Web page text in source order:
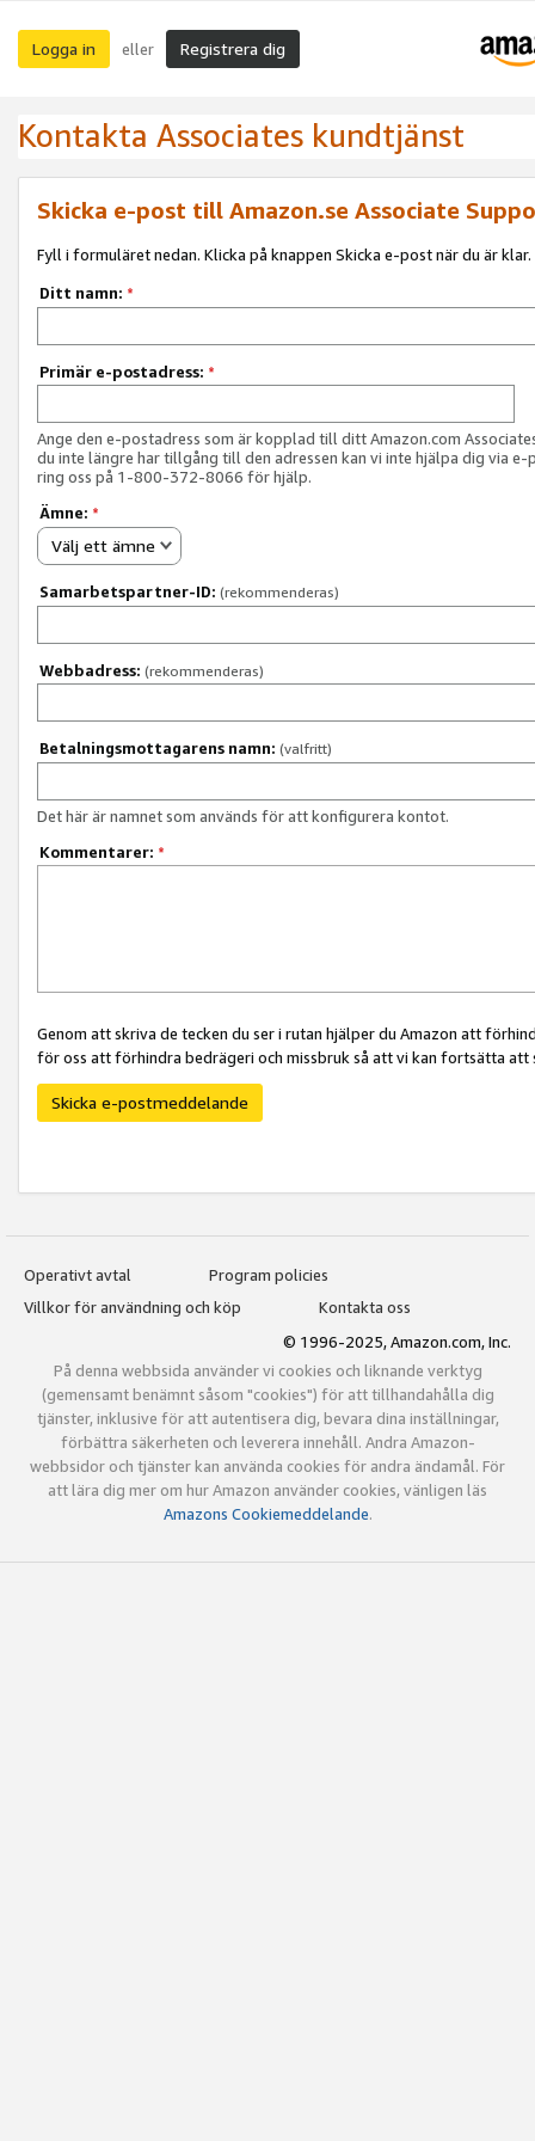
Logga in eller Registrera dig
Kontakta Associates kundtjänst
Skicka e-post till Amazon.se Associate
Fyll i formuläret nedan. Klicka på knappen Skicka e-post när du är klar.
Ditt namn: *
Primär e-postadress: *
Ange den e-postadress som är kopplad till ditt Amazon.com
du inte längre har tillgång till den adressen kan vi inte hjälpa dig via e-
ring oss på 1-800-372-8066 för hjälp.
Ämne: *
Välj ett ämne
Samarbetspartner-ID: (rekommenderas)
Webbadress: (rekommenderas)
Betalningsmottagarens namn: (valfritt)
Det här är namnet som används för att konfigurera kontot.
Kommentarer: *
Genom att skriva de tecken du ser i rutan hjälper du Amazon att
för oss att förhindra bedrägeri och missbruk så att vi kan fortsätta
Skicka e-postmeddelande
Operativt avtal
Program policies
Villkor för användning och köp
Kontakta oss
© 1996-2025, Amazon.com, Inc.
På denna webbsida använder vi cookies och liknande verktyg
(gemensamt benämnt såsom "cookies") för att tillhandahålla dig
tjänster, inklusive för att autentisera dig, bevara dina inställningar,
förbättra säkerheten och leverera innehåll. Andra Amazon-
webbsidor och tjänster kan använda cookies för andra ändamål. För
att lära dig mer om hur Amazon använder cookies, vänligen läs
Amazons Cookiemeddelande.